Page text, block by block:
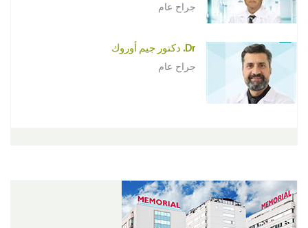
جراح عام
Dr. دكتور جيم أوروك
جراح عام